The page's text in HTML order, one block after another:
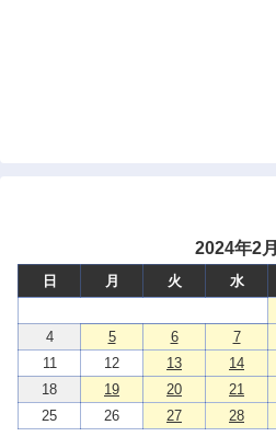
2024年2月
日 月 火 水
4
5 6 7
11
12 13 14
18
19 20 21
25
26 27 28